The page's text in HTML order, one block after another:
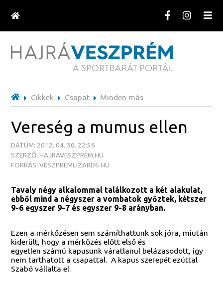
Cikkek Csapat Minden más
Vereség a mumus ellen
DÁTUM: 2012. 04. 30. 22:56
SZERZŐ: HAJRÁVESZPRÉM.HU
FORRÁS: VESZPREMLIZARDS.HU
Tavaly négy alkalommal találkozott a két alakulat,
ebből mind a négyszer a vombatok győztek, kétszer
9-6 egyszer 9-7 és egyszer 9-8 arányban.
Ezen a mérkőzésen sem számíthattunk sok jóra, miután
kiderült, hogy a mérkőzés előtt első és
egyetlen számú kapusunk váratlanul belázasodott, így
nem tarthatott a csapattal. A kapus szerepét ezúttal
Szabó vállalta el.